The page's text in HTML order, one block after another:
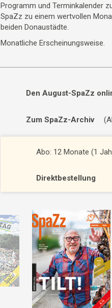
Programm und Terminkalender
SpaZz zu einem wertvollen
beiden Donaustädte.
Monatliche Erscheinungsweise.
Den August-SpaZz
Zum SpaZz-Archiv
Abo: 12 Monate (1
Direktbestellung